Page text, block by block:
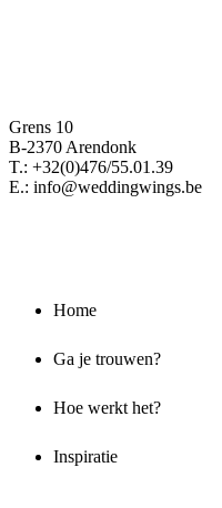
Grens 10
B-2370 Arendonk
T.: +32(0)476/55.01.39
E.: info@weddingwings.be
Home
Ga je trouwen?
Hoe werkt het?
Inspiratie